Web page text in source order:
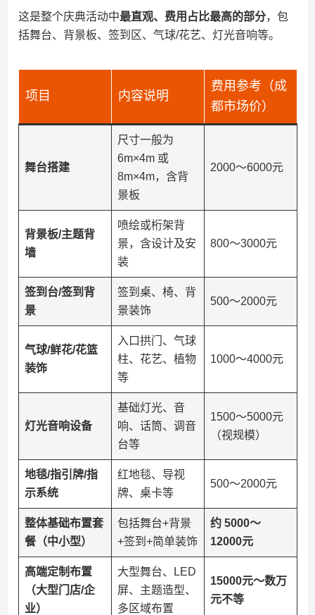
这是整个庆典活动中​​最直观、费用占比最高的部分​​，包
括舞台、背景板、签到区、气球/花艺、灯光音响等。
项目 内容说明
费用参考（成
都市场价）
​舞台搭建​
尺寸一般为
6m×4m 或
8m×4m，含背
景板
2000～6000元
​背景板/主题背
墙​
喷绘或桁架背
景，含设计及安
装
800～3000元
​签到台/签到背
景​
签到桌、椅、背
景装饰
500～2000元
​气球/鲜花/花篮
装饰​
入口拱门、气球
柱、花艺、植物
等
1000～4000元
​灯光音响设备​
基础灯光、音
响、话筒、调音
台等
1500～5000元
（视规模）
​地毯/指引牌/指
示系统​
红地毯、导视
牌、桌卡等
500～2000元
​整体基础布置套
餐（中小型）​
包括舞台+背景
+签到+简单装饰
​约 5000～
12000元​
​高端定制布置
（大型门店/企
业）​
大型舞台、LED
屏、主题造型、
多区域布置
​15000元～数万
元不等​